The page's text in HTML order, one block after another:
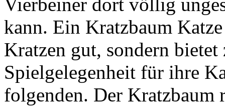
kann. Ein Kratzbaum
Kratzen gut, sondern
Spielgelegenheit für ihre
folgenden. Der Kratzbaum